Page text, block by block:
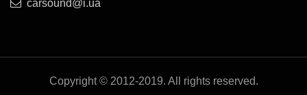
carsound@i.ua
Copyright © 2012-2019. All rights reserved.